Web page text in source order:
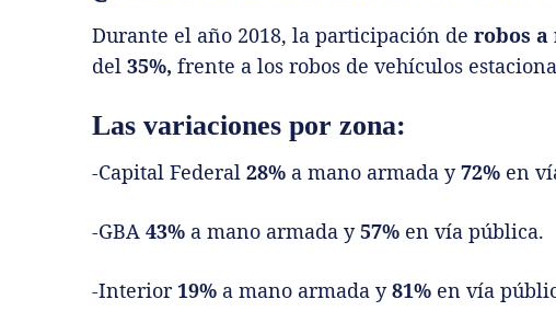
Durante el año 2018, la participación de robos a
del 35%, frente a los robos de vehículos
Las variaciones por zona:
-Capital Federal 28% a mano armada y72% en
-GBA 43% a mano armada y57% en vía pública.
-Interior19% a mano armada y81% en vía